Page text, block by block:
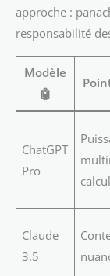
approche :
responsabilité
Modèle
🤖
ChatGPT
Pro
calcul
Claude
3.5